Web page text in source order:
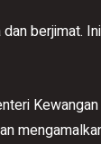
berjimat.